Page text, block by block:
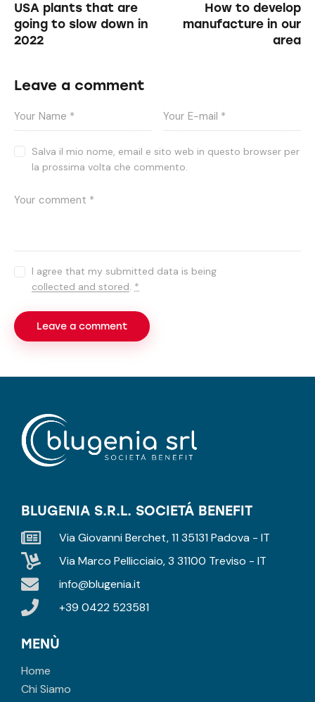
USA plants that are
going to slow down in
2022
How to develop
manufacture in our
area
Leave a comment
Salva il mio nome, email e sito web in questo browser per
la prossima volta che commento.
I agree that my submitted data is being
collected and stored. *
BLUGENIA S.R.L. SOCIETÁ BENEFIT
Via Giovanni Berchet, 11 35131 Padova - IT
Via Marco Pellicciaio, 3 31100 Treviso - IT
info@blugenia.it
+39 0422 523581
MENÙ
Home
Chi Siamo